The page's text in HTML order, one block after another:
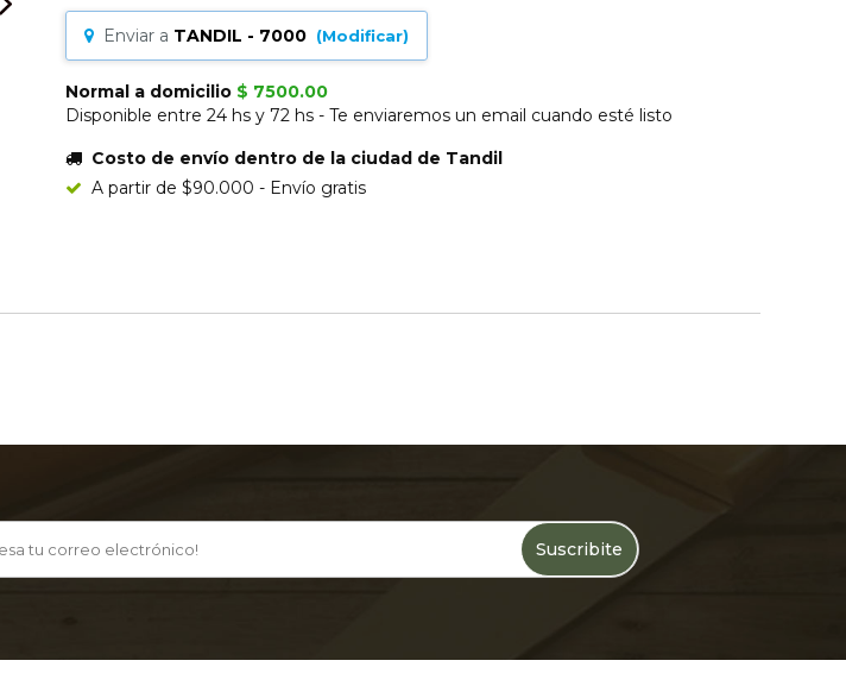
Enviar a TANDIL - 7000 (Modificar)
Normal a domicilio $ 7500.00
Disponible entre 24 hs y 72 hs - Te enviaremos un email cuando esté listo
Costo de envío dentro de la ciudad de Tandil
A partir de $90.000 - Envío gratis
Suscribite